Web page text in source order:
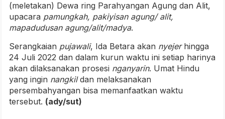
(meletakan) Dewa ring Parahyangan Agung dan Alit,
upacara pamungkah, pakiyisan agung/ alit,
mapadudusan agung/alit/madya.
Serangkaian pujawali, Ida Betara akan nyejerhingga
24 Juli 2022 dan dalam kurun waktu ini setiap harinya
akan dilaksanakan prosesi nganyarin. Umat Hindu
yang ingin nangkildan melaksanakan
persembahyangan bisa memanfaatkan waktu
tersebut. (ady/sut)